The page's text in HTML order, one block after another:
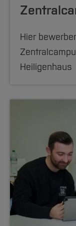
Hier
Heiligenhaus